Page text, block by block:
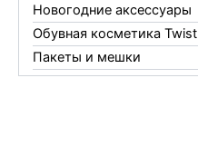
Новогодние аксессуары
Обувная косметика Twist
Пакеты и мешки
Перчатки